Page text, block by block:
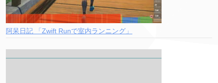
阿呆日記 「Zwift Runで室内ランニング」